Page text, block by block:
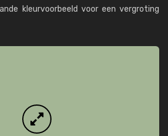
kleurvoorbeeld voor een vergroting